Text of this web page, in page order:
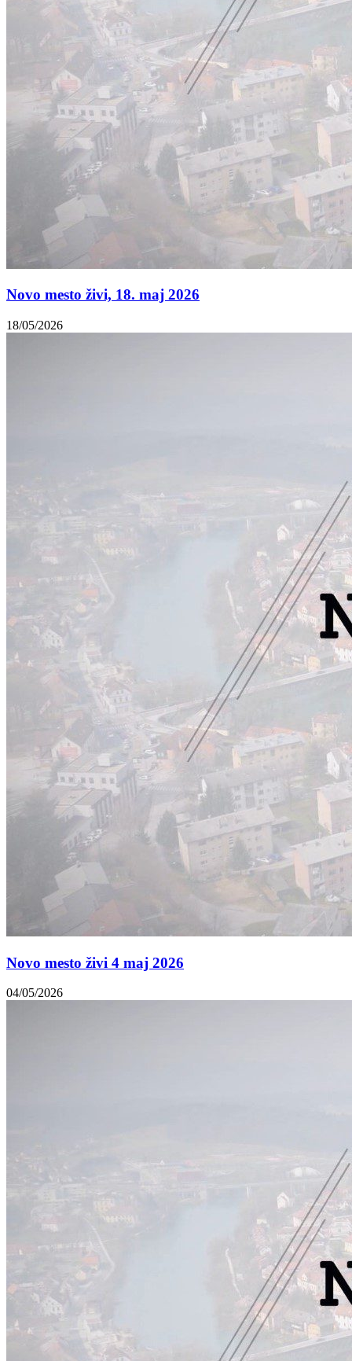
Novo mesto živi, 18. maj 2026
18/05/2026
Novo mesto živi 4 maj 2026
04/05/2026